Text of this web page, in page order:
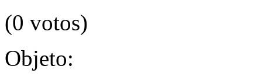
(0 votos)
Objeto: